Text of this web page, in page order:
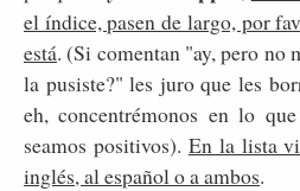
el índice, pasen de largo, por
está. (Si comentan "ay, pero no
la pusiste?" les juro que les
eh, concentrémonos en lo
seamos positivos). En la lista
inglés, al español o a ambos.